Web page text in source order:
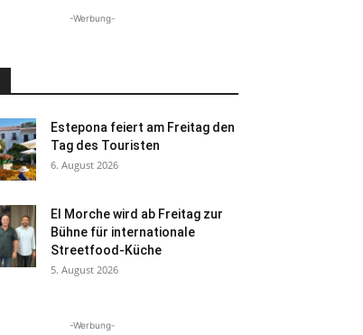
-Werbung-
Estepona feiert am Freitag den
Tag des Touristen
6. August 2026
El Morche wird ab Freitag zur
Bühne für internationale
Streetfood-Küche
5. August 2026
-Werbung-